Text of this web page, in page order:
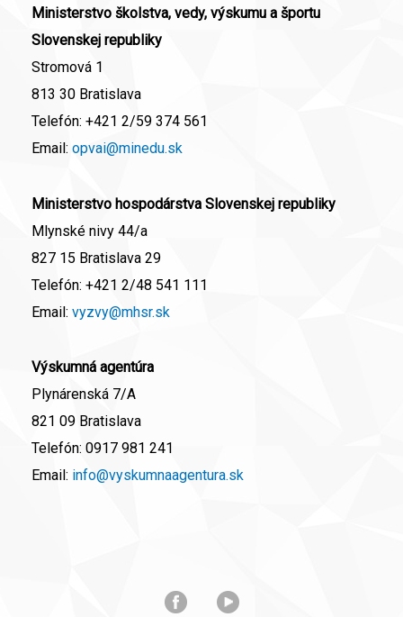
Ministerstvo školstva, vedy, výskumu a športu
Slovenskej republiky
Stromová 1
813 30 Bratislava
Telefón: +421 2/59 374 561
Email: opvai@minedu.sk
Ministerstvo hospodárstva Slovenskej republiky
Mlynské nivy 44/a
827 15 Bratislava 29
Telefón: +421 2/48 541 111
Email: vyzvy@mhsr.sk
Výskumná agentúra
Plynárenská 7/A
821 09 Bratislava
Telefón: 0917 981 241
Email: info@vyskumnaagentura.sk